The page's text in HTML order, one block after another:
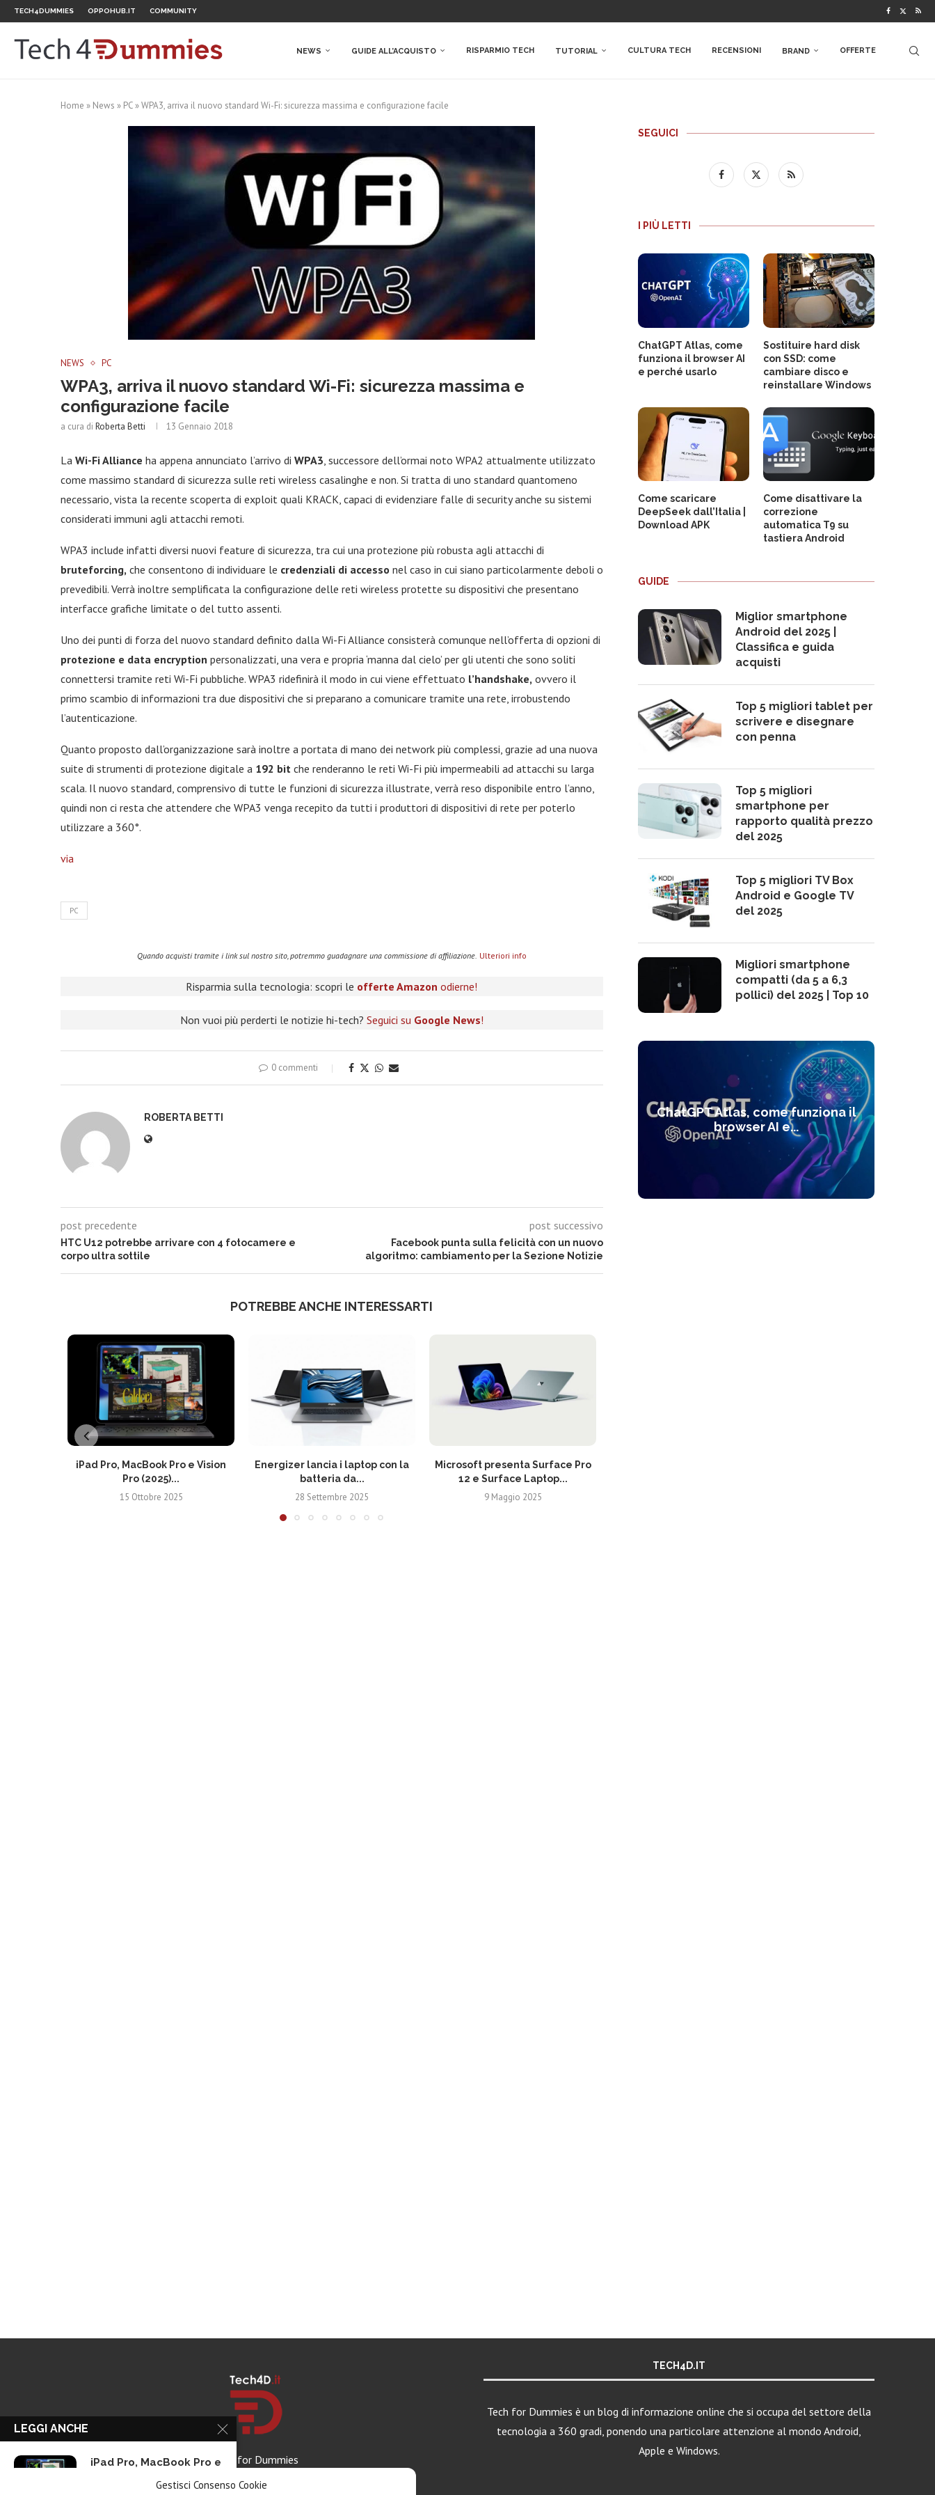
Gestisci Consenso Cookie
TECH4DUMMIES OPPOHUB.IT COMMUNITY
NEWS GUIDE ALL’ACQUISTO RISPARMIO TECH TUTORIAL CULTURA TECH RECENSIONI BRAND OFFERTE
Home » News » PC »WPA3, arriva il nuovo standard Wi-Fi: sicurezza massima e configurazione facile
NEWS PC
WPA3, arriva il nuovo standard Wi-Fi: sicurezza massima e
configurazione facile
a cura di Roberta Betti 13 Gennaio 2018
La Wi-Fi Alliance ha appena annunciato l’arrivo di WPA3, successore dell’ormai noto WPA2 attualmente utilizzato
come massimo standard di sicurezza sulle reti wireless casalinghe e non. Si tratta di uno standard quantomeno
necessario, vista la recente scoperta di exploit quali KRACK, capaci di evidenziare falle di security anche su sistemi
considerati immuni agli attacchi remoti.
WPA3 include infatti diversi nuovi feature di sicurezza, tra cui una protezione più robusta agli attacchi di
bruteforcing, che consentono di individuare le credenziali di accesso nel caso in cui siano particolarmente deboli o
prevedibili. Verrà inoltre semplificata la configurazione delle reti wireless protette su dispositivi che presentano
interfacce grafiche limitate o del tutto assenti.
Uno dei punti di forza del nuovo standard definito dalla Wi-Fi Alliance consisterà comunque nell’offerta di opzioni di
protezione e data encryption personalizzati, una vera e propria ‘manna dal cielo’ per gli utenti che sono soliti
connettersi tramite reti Wi-Fi pubbliche. WPA3 ridefinirà il modo in cui viene effettuato l’handshake, ovvero il
primo scambio di informazioni tra due dispositivi che si preparano a comunicare tramite una rete, irrobustendo
l’autenticazione.
Quanto proposto dall’organizzazione sarà inoltre a portata di mano dei network più complessi, grazie ad una nuova
suite di strumenti di protezione digitale a 192 bit che renderanno le reti Wi-Fi più impermeabili ad attacchi su larga
scala. Il nuovo standard, comprensivo di tutte le funzioni di sicurezza illustrate, verrà reso disponibile entro l’anno,
quindi non ci resta che attendere che WPA3 venga recepito da tutti i produttori di dispositivi di rete per poterlo
utilizzare a 360°.
via
PC
Quando acquisti tramite i link sul nostro sito, potremmo guadagnare una commissione di affiliazione. Ulteriori info
Risparmia sulla tecnologia: scopri le offerte Amazon odierne!
Non vuoi più perderti le notizie hi-tech? Seguici su Google News!
0 commenti
ROBERTA BETTI
post precedente
HTC U12 potrebbe arrivare con 4 fotocamere e
corpo ultra sottile
post successivo
Facebook punta sulla felicità con un nuovo
algoritmo: cambiamento per la Sezione Notizie
POTREBBE ANCHE INTERESSARTI
iPad Pro, MacBook Pro e Vision
Pro (2025)...
15 Ottobre 2025
Energizer lancia i laptop con la
batteria da...
28 Settembre 2025
Microsoft presenta Surface Pro
12 e Surface Laptop...
9 Maggio 2025
SEGUICI
I PIÙ LETTI
ChatGPT Atlas, come
funziona il browser AI
e perché usarlo
Sostituire hard disk
con SSD: come
cambiare disco e
reinstallare Windows
Come scaricare
DeepSeek dall’Italia |
Download APK
Come disattivare la
correzione
automatica T9 su
tastiera Android
GUIDE
Miglior smartphone
Android del 2025 |
Classifica e guida
acquisti
Top 5 migliori tablet per
scrivere e disegnare
con penna
Top 5 migliori
smartphone per
rapporto qualità prezzo
del 2025
Top 5 migliori TV Box
Android e Google TV
del 2025
Migliori smartphone
compatti (da 5 a 6,3
pollici) del 2025 | Top 10
ChatGPT Atlas, come funziona il
browser AI e...
Tech for Dummies
TECH4D.IT
Tech for Dummies è un blog di informazione online che si occupa del settore della
tecnologia a 360 gradi, ponendo una particolare attenzione al mondo Android,
Apple e Windows.
LEGGI ANCHE
iPad Pro, MacBook Pro e